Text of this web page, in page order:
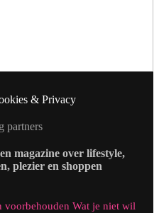
& Privacy
partners
magazine over lifestyle,
plezier en shoppen
Wat je niet wil